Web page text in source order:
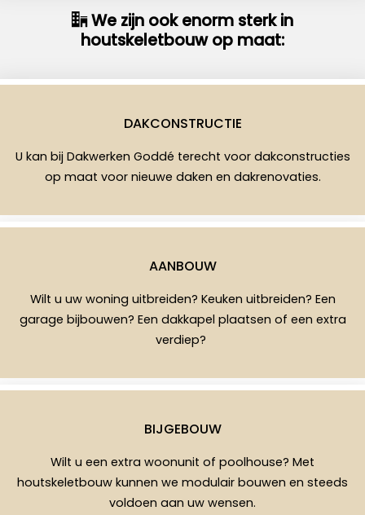
We zijn ook enorm sterk in
houtskeletbouw op maat:
DAKCONSTRUCTIE
U kan bij Dakwerken Goddé terecht voor dakconstructies
op maat voor nieuwe daken en dakrenovaties.
AANBOUW
Wilt u uw woning uitbreiden? Keuken uitbreiden? Een
garage bijbouwen? Een dakkapel plaatsen of een extra
verdiep?
BIJGEBOUW
Wilt u een extra woonunit of poolhouse? Met
houtskeletbouw kunnen we modulair bouwen en steeds
voldoen aan uw wensen.